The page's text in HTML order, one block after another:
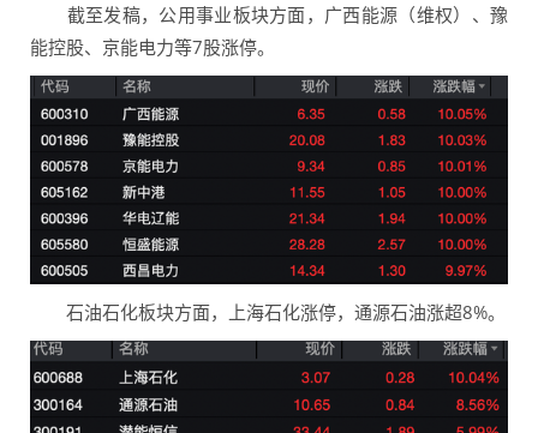
截至发稿，公用事业板块方面，广西能源（维权）、豫
能控股、京能电力等7股涨停。
石油石化板块方面，上海石化涨停，通源石油涨超8%。